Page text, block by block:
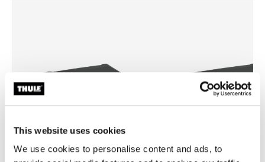
This website uses cookies
We use cookies to personalise content and ads, to